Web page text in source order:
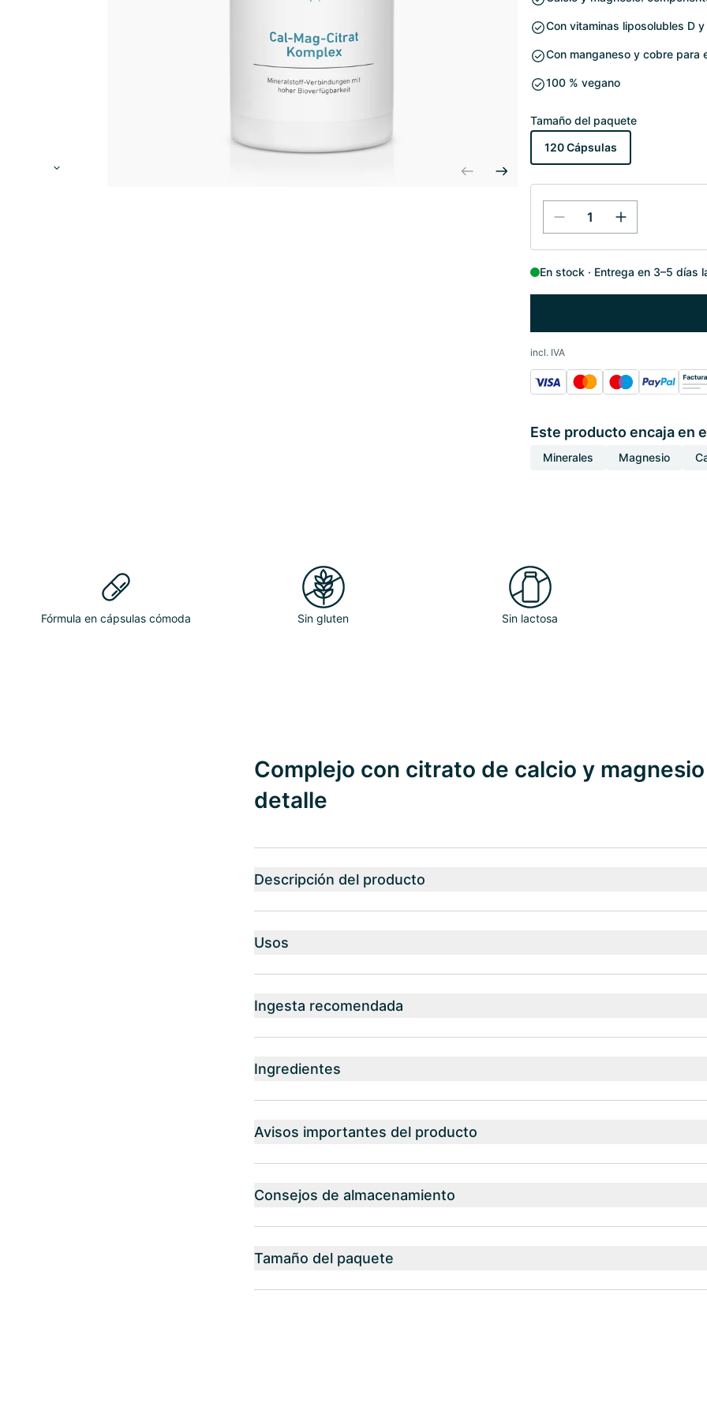
Con vitaminas liposolubles D y
Con manganeso y cobre para
100 % vegano
Tamaño del paquete
120 Cápsulas
En stock Entrega en 3–5 días
incl. IVA
Este producto encaja en
Minerales Magnesio
Fórmula en cápsulas cómoda Sin gluten Sin lactosa
Complejo con citrato de calcio y
detalle
Descripción del producto
Usos
Ingesta recomendada
Ingredientes
Avisos importantes del producto
Consejos de almacenamiento
Tamaño del paquete